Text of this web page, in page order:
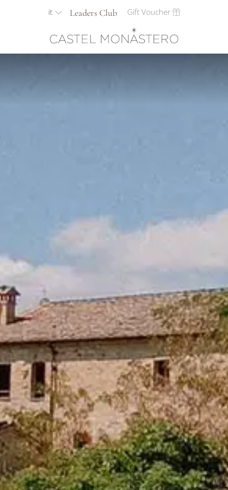
it Leaders Club Gift Voucher